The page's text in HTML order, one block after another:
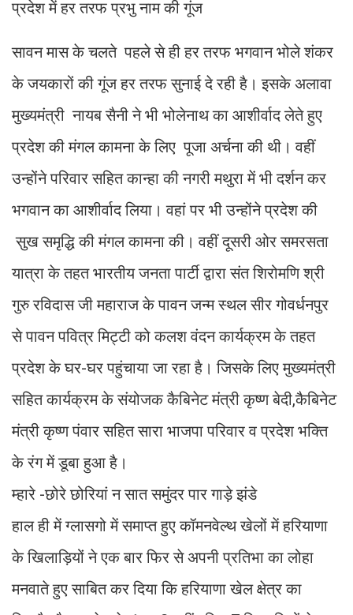
प्रदेश में हर तरफ प्रभु नाम की गूंज
सावन मास के चलते पहले से ही हर तरफ भगवान भोले शंकर
के जयकारों की गूंज हर तरफ सुनाई दे रही है। इसके अलावा
मुख्यमंत्री नायब सैनी ने भी भोलेनाथ का आशीर्वाद लेते हुए
प्रदेश की मंगल कामना के लिए पूजा अर्चना की थी। वहीं
उन्होंने परिवार सहित कान्हा की नगरी मथुरा में भी दर्शन कर
भगवान का आशीर्वाद लिया। वहां पर भी उन्होंने प्रदेश की
सुख समृद्धि की मंगल कामना की। वहीं दूसरी ओर समरसता
यात्रा के तहत भारतीय जनता पार्टी द्वारा संत शिरोमणि श्री
गुरु रविदास जी महाराज के पावन जन्म स्थल सीर गोवर्धनपुर
से पावन पवित्र मिट्टी को कलश वंदन कार्यक्रम के तहत
प्रदेश के घर-घर पहुंचाया जा रहा है। जिसके लिए मुख्यमंत्री
सहित कार्यक्रम के संयोजक कैबिनेट मंत्री कृष्ण बेदी,कैबिनेट
मंत्री कृष्ण पंवार सहित सारा भाजपा परिवार व प्रदेश भक्ति
के रंग में डूबा हुआ है।
म्हारे -छोरे छोरियां न सात समुंदर पार गाड़े झंडे
हाल ही में ग्लासगो में समाप्त हुए कॉमनवेल्थ खेलों में हरियाणा
के खिलाड़ियों ने एक बार फिर से अपनी प्रतिभा का लोहा
मनवाते हुए साबित कर दिया कि हरियाणा खेल क्षेत्र का